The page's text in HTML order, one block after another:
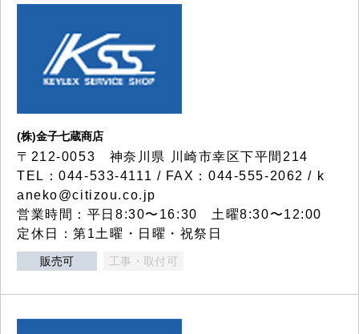
(株)金子七蔵商店
〒212-0053 神奈川県 川崎市幸区下平間214
TEL：044-533-4111 / FAX：044-555-2062 / k
aneko@citizou.co.jp
営業時間：平日8:30〜16:30 土曜8:30〜12:00
定休日：第1土曜・日曜・祝祭日
販売可 工事・取付可